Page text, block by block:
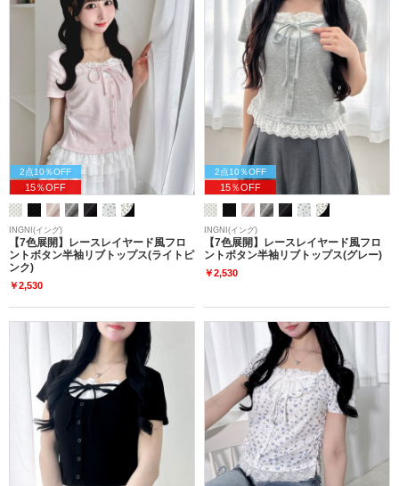
2点10％OFF
15％OFF
INGNI(イング)
【7色展開】レースレイヤード風フロ
ントボタン半袖リブトップス(ライトピ
ンク)
￥2,530
2点10％OFF
15％OFF
INGNI(イング)
【7色展開】レースレイヤード風フロ
ントボタン半袖リブトップス(グレー)
￥2,530